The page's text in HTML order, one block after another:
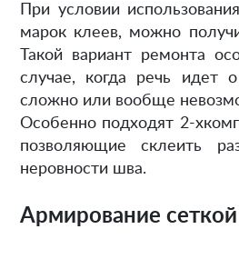
При условии
марок клеев, можно
Такой вариант ремонта
случае, когда речь идет
сложно или вообще
Особенно подходят 2-
позволяющие склеить
неровности шва.
Армирование сеткой